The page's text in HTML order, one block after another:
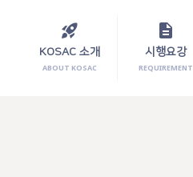
rocket_launch
KOSAC 소개
ABOUT KOSAC
description
시행요강
REQUIREMENT